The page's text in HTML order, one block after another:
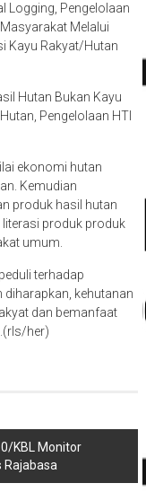
Logging, Pengelolaan
Melalui
Kayu Rakyat/Hutan
Hutan Bukan Kayu
Pengelolaan HTI
ekonomi hutan
Kemudian
produk hasil hutan
literasi produk produk
umum.
terhadap
diharapkan, kehutanan
dan bemanfaat
her)
KBL Monitor
Rajabasa